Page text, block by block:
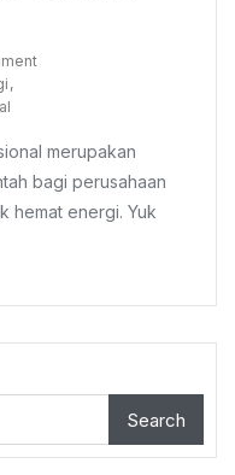
On
Nasional,
Pengakuan
Atas
Komitmen
Energi
,
merupakan
bagi perusahaan
hemat energi. Yuk
Search